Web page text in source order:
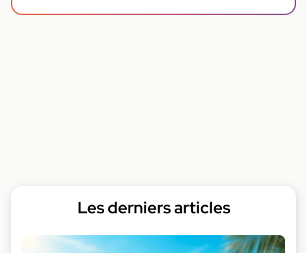
Les derniers articles